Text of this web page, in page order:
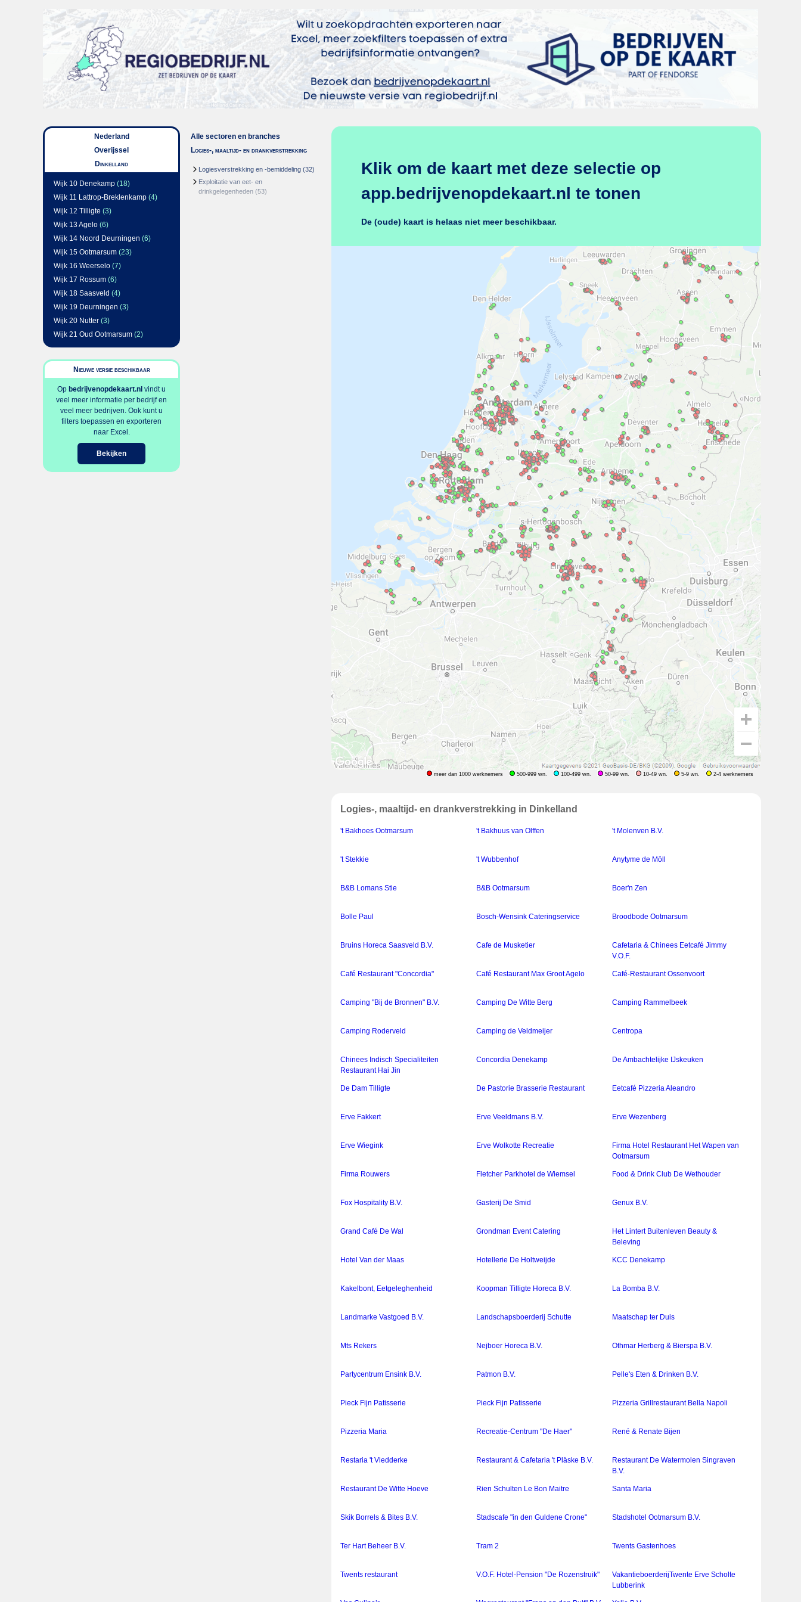
Nederland
Overijssel
Dinkelland
Wijk 10 Denekamp (18)
Wijk 11 Lattrop-Breklenkamp (4)
Wijk 12 Tilligte (3)
Wijk 13 Agelo (6)
Wijk 14 Noord Deurningen (6)
Wijk 15 Ootmarsum (23)
Wijk 16 Weerselo (7)
Wijk 17 Rossum (6)
Wijk 18 Saasveld (4)
Wijk 19 Deurningen (3)
Wijk 20 Nutter (3)
Wijk 21 Oud Ootmarsum (2)
Nieuwe versie beschikbaar
Op bedrijvenopdekaart.nl vindt u
veel meer informatie per bedrijf en
veel meer bedrijven. Ook kunt u
filters toepassen en exporteren
naar Excel.
Bekijken
Alle sectoren en branches
Logies-, maaltijd- en drankverstrekking
Logiesverstrekking en -bemiddeling (32)
Exploitatie van eet- en
drinkgelegenheden (53)
Klik om de kaart met deze selectie op
app.bedrijvenopdekaart.nl te tonen
De (oude) kaart is helaas niet meer beschikbaar.
meer dan 1000 werknemers 500-999 wn. 100-499 wn. 50-99 wn. 10-49 wn. 5-9 wn. 2-4 werknemers
Logies-, maaltijd- en drankverstrekking in Dinkelland
't Bakhoes Ootmarsum 't Bakhuus van Olffen 't Molenven B.V.
't Stekkie 't Wubbenhof Anytyme de Möll
B&B Lomans Stie B&B Ootmarsum Boer'n Zen
Bolle Paul Bosch-Wensink Cateringservice Broodbode Ootmarsum
Bruins Horeca Saasveld B.V. Cafe de Musketier
Cafetaria & Chinees Eetcafé Jimmy
V.O.F.
Café Restaurant "Concordia" Café Restaurant Max Groot Agelo Café-Restaurant Ossenvoort
Camping "Bij de Bronnen" B.V. Camping De Witte Berg Camping Rammelbeek
Camping Roderveld Camping de Veldmeijer Centropa
Chinees Indisch Specialiteiten
Restaurant Hai Jin
Concordia Denekamp De Ambachtelijke IJskeuken
De Dam Tilligte De Pastorie Brasserie Restaurant Eetcafé Pizzeria Aleandro
Erve Fakkert Erve Veeldmans B.V. Erve Wezenberg
Erve Wiegink Erve Wolkotte Recreatie
Firma Hotel Restaurant Het Wapen van
Ootmarsum
Firma Rouwers Fletcher Parkhotel de Wiemsel Food & Drink Club De Wethouder
Fox Hospitality B.V. Gasterij De Smid Genux B.V.
Grand Café De Wal Grondman Event Catering
Het Lintert Buitenleven Beauty &
Beleving
Hotel Van der Maas Hotellerie De Holtweijde KCC Denekamp
Kakelbont, Eetgeleghenheid Koopman Tilligte Horeca B.V. La Bomba B.V.
Landmarke Vastgoed B.V. Landschapsboerderij Schutte Maatschap ter Duis
Mts Rekers Nejboer Horeca B.V. Othmar Herberg & Bierspa B.V.
Partycentrum Ensink B.V. Patmon B.V. Pelle's Eten & Drinken B.V.
Pieck Fijn Patisserie Pieck Fijn Patisserie Pizzeria Grillrestaurant Bella Napoli
Pizzeria Maria Recreatie-Centrum "De Haer" René & Renate Bijen
Restaria 't Vledderke Restaurant & Cafetaria 't Pläske B.V.
Restaurant De Watermolen Singraven
B.V.
Restaurant De Witte Hoeve Rien Schulten Le Bon Maitre Santa Maria
Skik Borrels & Bites B.V. Stadscafe "in den Guldene Crone" Stadshotel Ootmarsum B.V.
Ter Hart Beheer B.V. Tram 2 Twents Gastenhoes
Twents restaurant V.O.F. Hotel-Pension "De Rozenstruik"
VakantieboerderijTwente Erve Scholte
Lubberink